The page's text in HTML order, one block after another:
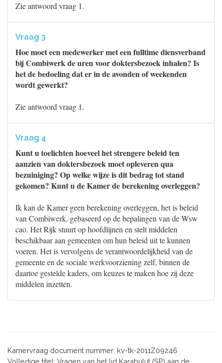
Zie antwoord vraag 1.
Vraag 3
Hoe moet een medewerker met een fulltime diensverband
bij Combiwerk de uren voor doktersbezoek inhalen? Is
het de bedoeling dat er in de avonden of weekenden
wordt gewerkt?
Zie antwoord vraag 1.
Vraag 4
Kunt u toelichten hoeveel het strengere beleid ten
aanzien van doktersbezoek moet opleveren qua
bezuiniging? Op welke wijze is dit bedrag tot stand
gekomen? Kunt u de Kamer de berekening overleggen?
Ik kan de Kamer geen berekening overleggen, het is beleid
van Combiwerk, gebaseerd op de bepalingen van de Wsw
cao. Het Rijk stuurt op hoofdlijnen en stelt middelen
beschikbaar aan gemeenten om hun beleid uit te kunnen
voeren. Het is vervolgens de verantwoordelijkheid van de
gemeente en de sociale werkvoorziening zelf, binnen de
daartoe gestelde kaders, om keuzes te maken hoe zij deze
middelen inzetten.
Kamervraag document nummer: kv-tk-2011Z09246
Volledige titel: Vragen van het lid Karabulut (SP) aan de